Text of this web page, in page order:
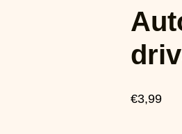
€3,99
Best
driver
aantal